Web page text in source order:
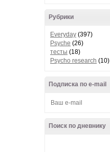
Рубрики
Everyday (397)
Psyche (26)
тесты (18)
Psycho research (10)
Подписка по e-mail
Поиск по дневнику